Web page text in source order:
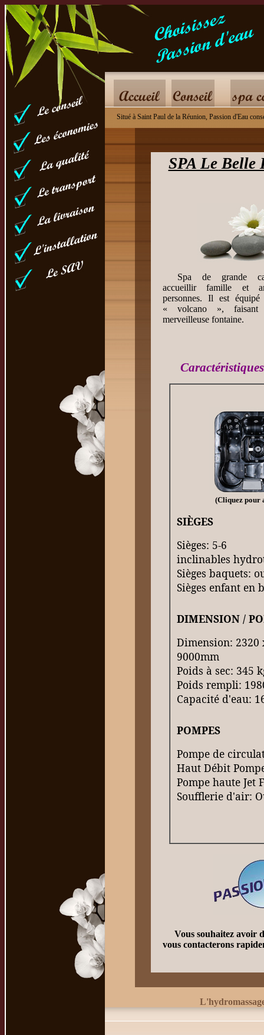
pour le
Situé à Saint Paul de la Réunion, Passion d'Eau
SPA Le Belle
Spa de grande
accueillir famille et
personnes. Il est
« volcano », faisant
merveilleuse fontaine.
(Cliquez pour
SIÈGES
Sièges: 5-6
inclinables
Sièges baquets:
Sièges enfant en
DIMENSION /
Dimension: 2320
9000mm
Poids à sec: 345
Poids rempli:
Capacité d'eau:
POMPES
Pompe de
Haut Débit
Pompe haute Jet
Soufflerie d'air:
Vous souhaitez avoir
vous contacterons